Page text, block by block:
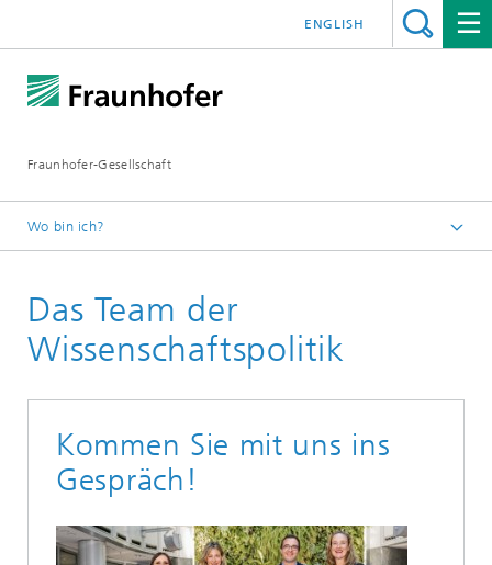
Fraunhofer-Gesellschaft
ENGLISH
Wo bin ich?
Über Fraunhofer
Wissenschaftspolitik
Das Team der
Wissenschaftspolitik
Kommen Sie mit uns ins
Gespräch!